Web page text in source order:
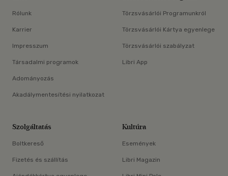
Rólunk
Karrier
Impresszum
Társadalmi programok
Adományozás
Akadálymentesítési nyilatkozat
Törzsvásárlói Programunkról
Törzsvásárlói Kártya egyenlege
Törzsvásárlói szabályzat
Libri App
Szolgáltatás
Boltkereső
Fizetés és szállítás
Kultúra
Események
Libri Magazin